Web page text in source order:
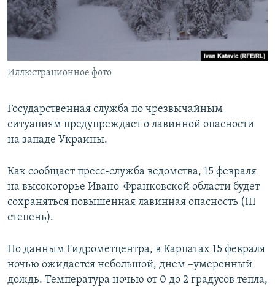
ПОБЕДИТЕЛЕЙ НЕ СУДЯТ?
КРЫМ.НЕПОКОРЕННЫЙ
УКРАИНСКАЯ ПРОБЛЕМА КРЫМА
ПРИСОЕДИНЯЙТЕСЬ!
Иллюстрационное фото
Государственная служба по чрезвычайным
ситуациям предупреждает о лавинной опасности
на западе Украины.
Как сообщает пресс-служба ведомства, 15 февраля
на высокогорье Ивано-Франковской области будет
сохраняться повышенная лавинная опасность (III
степень).
По данным Гидрометцентра, в Карпатах 15 февраля
ночью ожидается небольшой, днем –умеренный
дождь. Температура ночью от 0 до 2 градусов тепла,